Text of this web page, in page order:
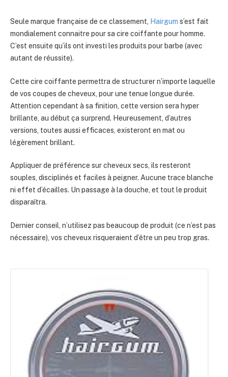
Seule marque française de ce classement, Hairgum s’est fait
mondialement connaitre pour sa cire coiffante pour homme.
C’est ensuite qu’ils ont investi les produits pour barbe (avec
autant de réussite).
Cette cire coiffante permettra de structurer n’importe laquelle
de vos coupes de cheveux, pour une tenue longue durée.
Attention cependant à sa finition, cette version sera hyper
brillante, au début ça surprend. Heureusement, d’autres
versions, toutes aussi efficaces, existeront en mat ou
légèrement brillant.
Appliquer de préférence sur cheveux secs, ils resteront
souples, disciplinés et faciles à peigner. Aucune trace blanche
ni effet d’écailles. Un passage à la douche, et tout le produit
disparaîtra.
Dernier conseil, n’utilisez pas beaucoup de produit (ce n’est pas
nécessaire), vos cheveux risqueraient d’être un peu trop gras.